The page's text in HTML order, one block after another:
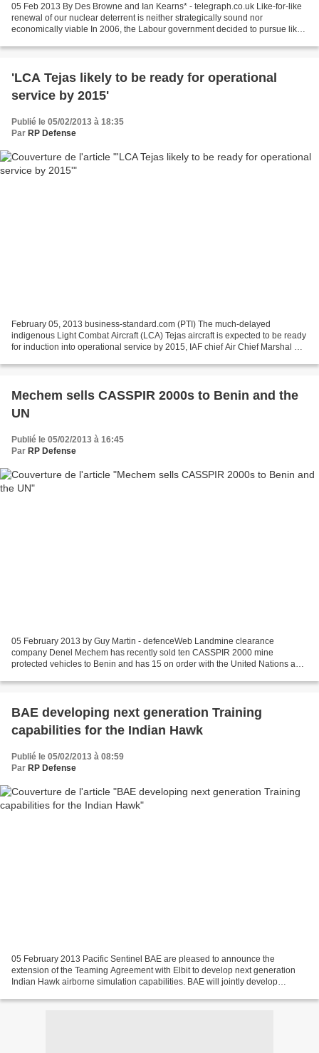
05 Feb 2013 By Des Browne and Ian Kearns* - telegraph.co.uk Like-for-like
renewal of our nuclear deterrent is neither strategically sound nor
economically viable In 2006, the Labour government decided to pursue like-
'LCA Tejas likely to be ready for operational
service by 2015'
Publié le 05/02/2013 à 18:35
Par RP Defense
February 05, 2013 business-standard.com (PTI) The much-delayed
indigenous Light Combat Aircraft (LCA) Tejas aircraft is expected to be ready
for induction into operational service by 2015, IAF chief Air Chief Marshal N
Mechem sells CASSPIR 2000s to Benin and the
UN
Publié le 05/02/2013 à 16:45
Par RP Defense
05 February 2013 by Guy Martin - defenceWeb Landmine clearance
company Denel Mechem has recently sold ten CASSPIR 2000 mine
protected vehicles to Benin and has 15 on order with the United Nations as it
BAE developing next generation Training
capabilities for the Indian Hawk
Publié le 05/02/2013 à 08:59
Par RP Defense
05 February 2013 Pacific Sentinel BAE are pleased to announce the
extension of the Teaming Agreement with Elbit to develop next generation
Indian Hawk airborne simulation capabilities. BAE will jointly develop